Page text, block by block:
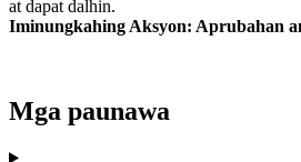
at dapat dalhin.
Iminungkahing Aksyon: Aprubahan
Mga paunawa